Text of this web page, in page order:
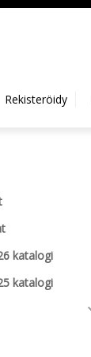
Rekisteröidy
katalogi
katalogi